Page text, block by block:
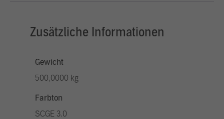
Zusätzliche Informationen
Gewicht
500,0000 kg
Farbton
SCGE 3.0